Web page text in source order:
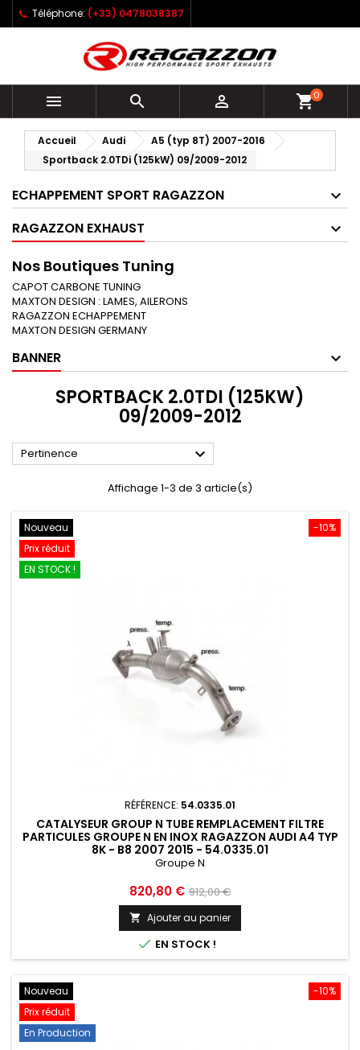
Téléphone: (+33) 0478038387
   shopping_cart0
Accueil Audi
A5 (typ 8T) 2007-2016
Sportback 2.0TDi (125kW) 09/2009-2012
ECHAPPEMENT SPORT RAGAZZON
RAGAZZON EXHAUST
Nos Boutiques Tuning
CAPOT CARBONE TUNING
MAXTON DESIGN : LAMES, AILERONS
RAGAZZON ECHAPPEMENT
MAXTON DESIGN GERMANY
BANNER
SPORTBACK 2.0TDI (125KW)
09/2009-2012
Pertinence 
Affichage 1-3 de 3 article(s)
-10%
Nouveau
Prix réduit
EN STOCK !
RÉFÉRENCE: 54.0335.01
CATALYSEUR GROUP N TUBE REMPLACEMENT FILTRE
PARTICULES GROUPE N EN INOX RAGAZZON AUDI A4 TYP
8K - B8 2007 2015 - 54.0335.01
Groupe N
Prix
820,80 € Prix
de
base
912,00 €
 Ajouter au panier
 EN STOCK !
-10%
Nouveau
Prix réduit
En Production